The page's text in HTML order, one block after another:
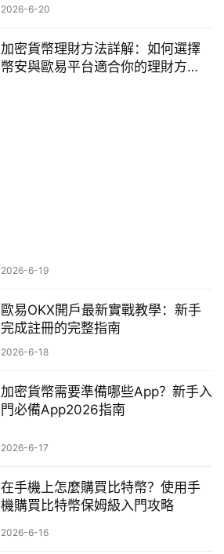
2026-6-20
加密貨幣理財方法詳解：如何選擇
幣安與歐易平台適合你的理財方
2026-6-19
歐易OKX開戶最新實戰教學：新手
完成註冊的完整指南
2026-6-18
加密貨幣需要準備哪些App？新手入
門必備App2026指南
2026-6-17
在手機上怎麼購買比特幣？使用手
機購買比特幣保姆級入門攻略
2026-6-16